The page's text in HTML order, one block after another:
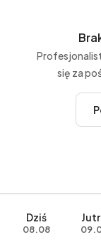
się za
Dziś
08.08